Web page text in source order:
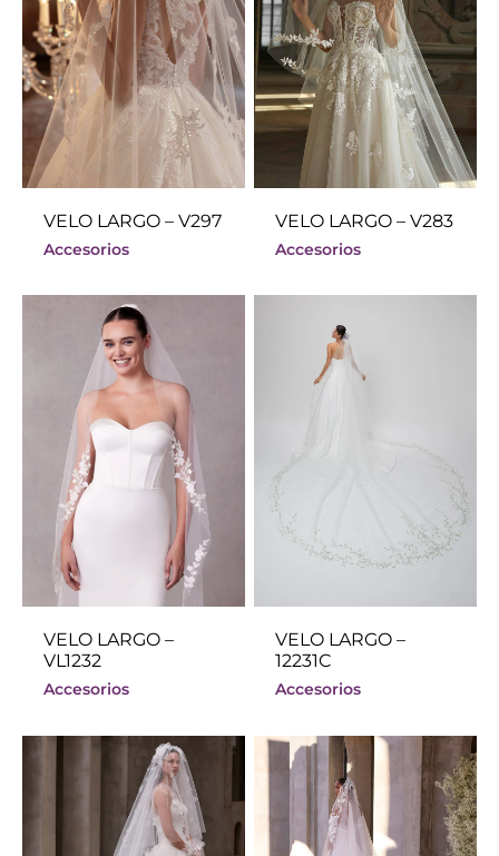
VELO LARGO – V297
Accesorios
VELO LARGO – V283
Accesorios
VELO LARGO –
VL1232
Accesorios
VELO LARGO –
12231C
Accesorios